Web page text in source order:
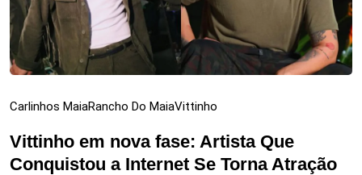
Carlinhos MaiaRancho Do MaiaVittinho
Vittinho em nova fase: Artista Que
Conquistou a Internet Se Torna Atração